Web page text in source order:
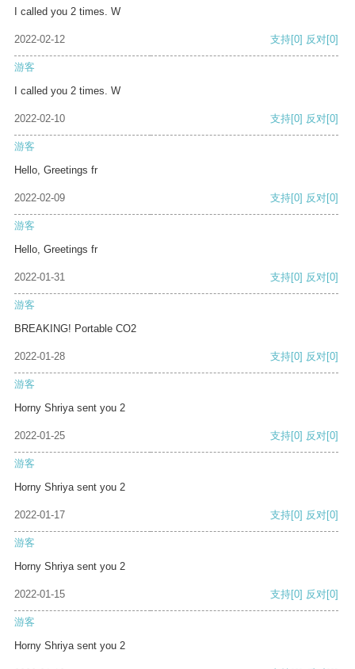
I called you 2 times. W
2022-02-12 支持[0] 反对[0]
游客
I called you 2 times. W
2022-02-10 支持[0] 反对[0]
游客
Hello, Greetings fr
2022-02-09 支持[0] 反对[0]
游客
Hello, Greetings fr
2022-01-31 支持[0] 反对[0]
游客
BREAKING! Portable CO2
2022-01-28 支持[0] 反对[0]
游客
Horny Shriya sent you 2
2022-01-25 支持[0] 反对[0]
游客
Horny Shriya sent you 2
2022-01-17 支持[0] 反对[0]
游客
Horny Shriya sent you 2
2022-01-15 支持[0] 反对[0]
游客
Horny Shriya sent you 2